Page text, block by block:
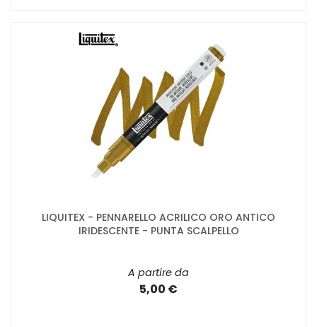
LIQUITEX - PENNARELLO ACRILICO ORO ANTICO
IRIDESCENTE - PUNTA SCALPELLO
A partire da
5,00 €